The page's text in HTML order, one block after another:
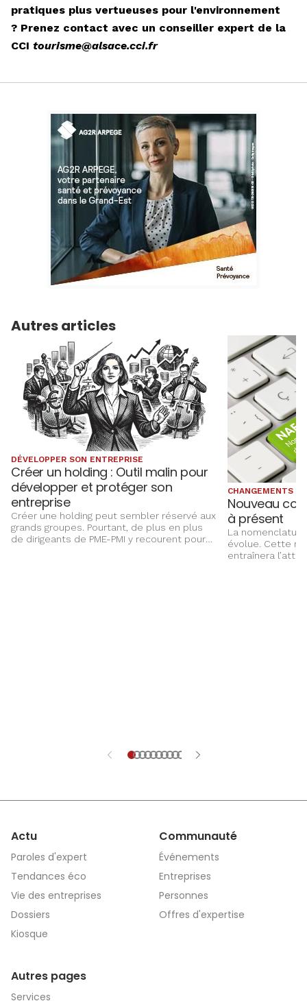
pratiques plus vertueuses pour l'environnement
? Prenez contact avec un conseiller expert de la
CCI tourisme@alsace.cci.fr
Autres articles
DÉVELOPPER SON ENTREPRISE
Créer un holding : Outil malin pour
développer et protéger son
entreprise
Créer une holding peut sembler réservé aux
grands groupes. Pourtant, de plus en plus
de dirigeants de PME-PMI y recourent pour
CHANGEMENTS
Nouveau
à présent
La
évolue. Cette
entraînera
Actu
Paroles d'expert
Tendances éco
Vie des entreprises
Dossiers
Kiosque
Communauté
Événements
Entreprises
Personnes
Offres d'expertise
Autres pages
Services